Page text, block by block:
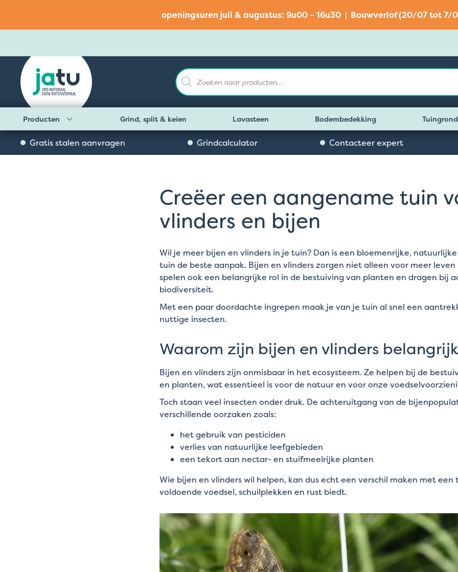
openingsuren juli & augustus: 9u00 – 16u30 | Bouwverlof (20/07 tot 7/
Producten
zoeken
Producten Grind, split & keien Lavasteen Bodembedekking Tuingrond
Gratis stalen aanvragen Grindcalculator Contacteer expert
Creëer een aangename tuin
vlinders en bijen
Wil je meer bijen en vlinders in je tuin? Dan is een bloemenrijke,
tuin de beste aanpak. Bijen en vlinders zorgen niet alleen voor meer leven
spelen ook een belangrijke rol in de bestuiving van planten en dragen bij
biodiversiteit.
Met een paar doordachte ingrepen maak je van je tuin al snel een
nuttige insecten.
Waarom zijn bijen en vlinders
Bijen en vlinders zijn onmisbaar in het ecosysteem. Ze helpen bij de
en planten, wat essentieel is voor de natuur en voor onze
Toch staan veel insecten onder druk. De achteruitgang van de
verschillende oorzaken zoals:
het gebruik van pesticiden
verlies van natuurlijke leefgebieden
een tekort aan nectar- en stuifmeelrijke planten
Wie bijen en vlinders wil helpen, kan dus echt een verschil maken met een
voldoende voedsel, schuilplekken en rust biedt.